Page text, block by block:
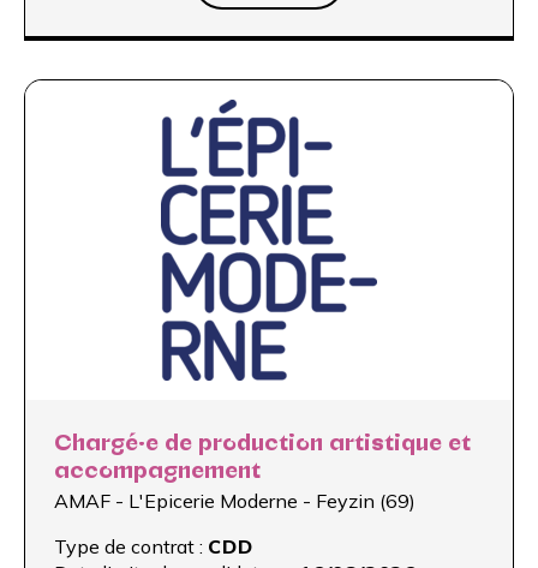
Chargé·e de production artistique et
accompagnement
AMAF - L'Epicerie Moderne - Feyzin (69)
Type de contrat : CDD